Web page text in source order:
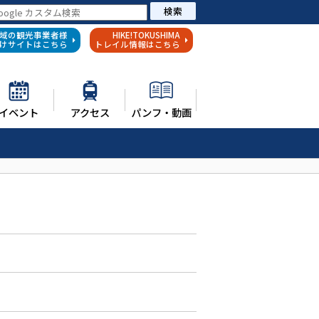
検索
の観光事業者様
サイトはこちら
HIKE!TOKUSHIMA
トレイル情報はこちら
イベント アクセス パンフ・動画